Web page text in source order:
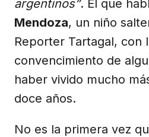
argentinos”. El que
Mendoza, un niño
Reporter Tartagal, con
convencimiento de
haber vivido mucho
doce años.
No es la primera vez